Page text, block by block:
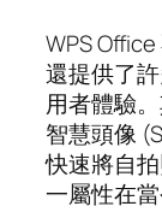
WPS
還提供了
用者體驗
智慧頭像
快速將自
一屬性在